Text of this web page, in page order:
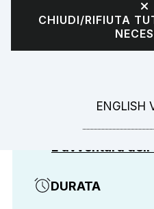
COSA
L'avventura
L'avventura
L'avventura
DURATA
CHIUDI/RIFIUTA
GO TO
ENGLISH